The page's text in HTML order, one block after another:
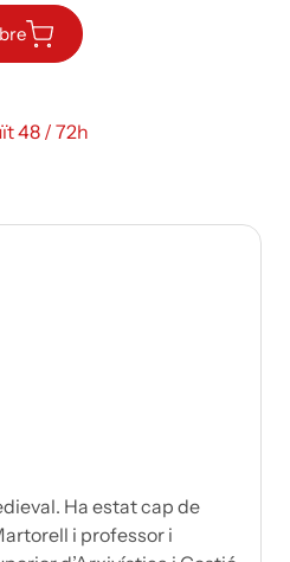
48 / 72h
Ha estat cap de
i professor i